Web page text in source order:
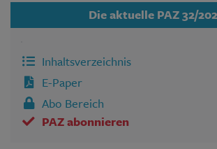
Die aktuelle PAZ 32/
Inhaltsverzeichnis
E-Paper
Abo Bereich
PAZ abonnieren